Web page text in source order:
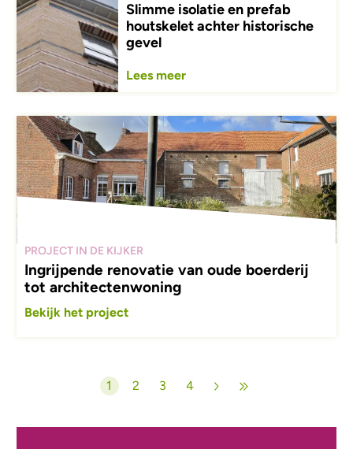
Slimme isolatie en prefab
houtskelet achter historische
gevel
Lees meer
PROJECT IN DE KIJKER
Ingrijpende renovatie van oude boerderij
tot architectenwoning
Bekijk het project
Paginering Huidige pagina
1 Pagina
2 Pagina
3 Pagina
4